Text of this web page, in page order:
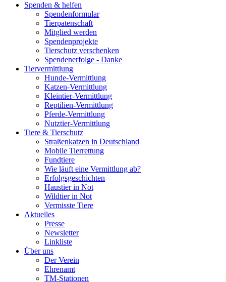
Spenden & helfen
Spendenformular
Tierpatenschaft
Mitglied werden
Spendenprojekte
Tierschutz verschenken
Spendenerfolge - Danke
Tiervermittlung
Hunde-Vermittlung
Katzen-Vermittlung
Kleintier-Vermittlung
Reptilien-Vermittlung
Pferde-Vermittlung
Nutztier-Vermittlung
Tiere & Tierschutz
Straßenkatzen in Deutschland
Mobile Tierrettung
Fundtiere
Wie läuft eine Vermittlung ab?
Erfolgsgeschichten
Haustier in Not
Wildtier in Not
Vermisste Tiere
Aktuelles
Presse
Newsletter
Linkliste
Über uns
Der Verein
Ehrenamt
TM-Stationen